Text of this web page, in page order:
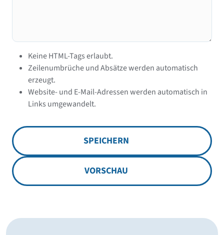
Keine HTML-Tags erlaubt.
Zeilenumbrüche und Absätze werden automatisch
erzeugt.
Website- und E-Mail-Adressen werden automatisch in
Links umgewandelt.
SPEICHERN
VORSCHAU